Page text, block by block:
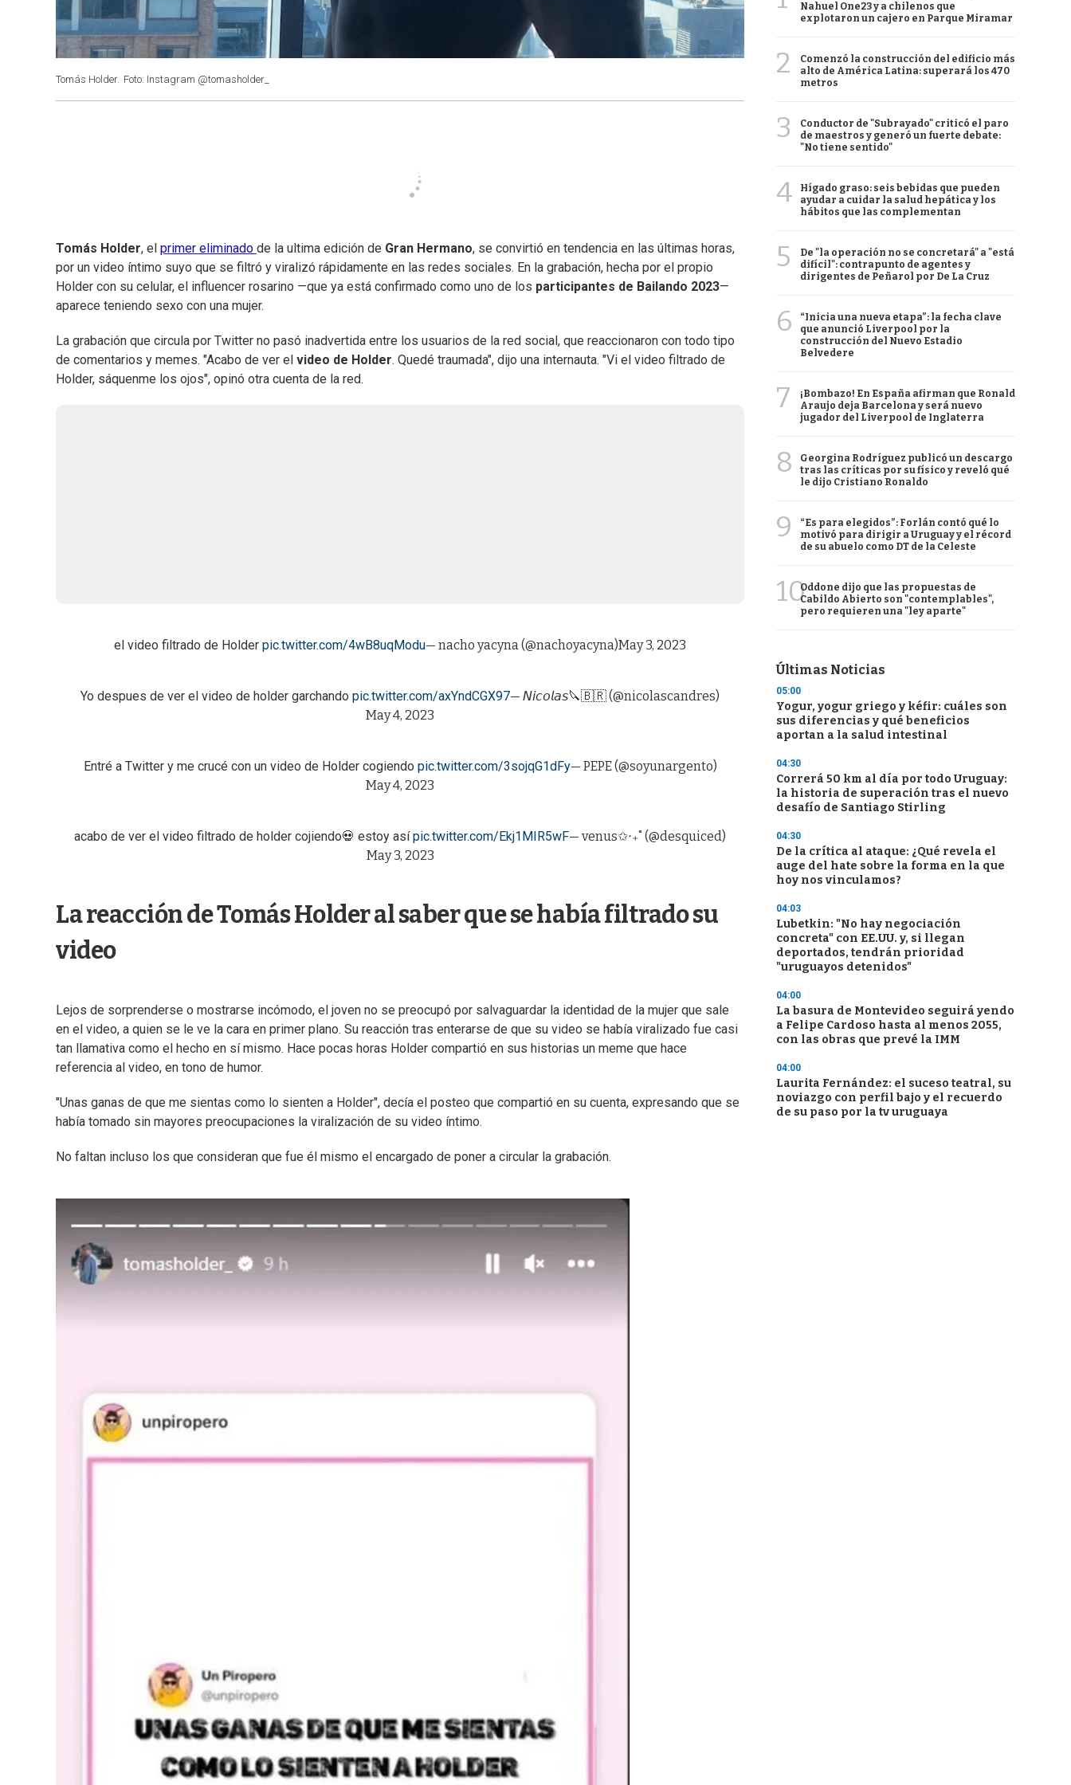
Tomás Holder. Foto: Instagram @tomasholder_
Tomás Holder, el primer eliminado de la ultima edición de Gran Hermano, se convirtió en tendencia en las últimas horas,
por un video íntimo suyo que se filtró y viralizó rápidamente en las redes sociales. En la grabación, hecha por el propio
Holder con su celular, el influencer rosarino —que ya está confirmado como uno de los participantes de Bailando 2023—
aparece teniendo sexo con una mujer.
La grabación que circula por Twitter no pasó inadvertida entre los usuarios de la red social, que reaccionaron con todo tipo
de comentarios y memes. "Acabo de ver el video de Holder. Quedé traumada", dijo una internauta. "Vi el video filtrado de
Holder, sáquenme los ojos", opinó otra cuenta de la red.
el video filtrado de Holder pic.twitter.com/4wB8uqModu— nacho yacyna (@nachoyacyna)May 3, 2023
Yo despues de ver el video de holder garchando pic.twitter.com/axYndCGX97— 𝘕𝘪𝘤𝘰𝘭𝘢𝘴🔪🇧🇷 (@nicolascandres)
May 4, 2023
Entré a Twitter y me crucé con un video de Holder cogiendo pic.twitter.com/3sojqG1dFy— PEPE (@soyunargento)
May 4, 2023
acabo de ver el video filtrado de holder cojiendo💀 estoy asípic.twitter.com/Ekj1MIR5wF— venus✩‧₊˚ (@desquiced)
May 3, 2023
La reacción de Tomás Holder al saber que se había filtrado su
video
Lejos de sorprenderse o mostrarse incómodo, el joven no se preocupó por salvaguardar la identidad de la mujer que sale
en el video, a quien se le ve la cara en primer plano. Su reacción tras enterarse de que su video se había viralizado fue casi
tan llamativa como el hecho en sí mismo. Hace pocas horas Holder compartió en sus historias un meme que hace
referencia al video, en tono de humor.
"Unas ganas de que me sientas como lo sienten a Holder", decía el posteo que compartió en su cuenta, expresando que se
había tomado sin mayores preocupaciones la viralización de su video íntimo.
No faltan incluso los que consideran que fue él mismo el encargado de poner a circular la grabación.
Nahuel One23 y a chilenos que
explotaron un cajero en Parque Miramar
2
Comenzó la construcción del edificio más
alto de América Latina: superará los 470
metros
3
Conductor de "Subrayado" criticó el paro
de maestros y generó un fuerte debate:
"No tiene sentido"
4
Hígado graso: seis bebidas que pueden
ayudar a cuidar la salud hepática y los
hábitos que las complementan
5
De "la operación no se concretará" a "está
difícil": contrapunto de agentes y
dirigentes de Peñarol por De La Cruz
6
“Inicia una nueva etapa”: la fecha clave
que anunció Liverpool por la
construcción del Nuevo Estadio
Belvedere
7
¡Bombazo! En España afirman que Ronald
Araujo deja Barcelona y será nuevo
jugador del Liverpool de Inglaterra
8
Georgina Rodríguez publicó un descargo
tras las críticas por su físico y reveló qué
le dijo Cristiano Ronaldo
9
“Es para elegidos”: Forlán contó qué lo
motivó para dirigir a Uruguay y el récord
de su abuelo como DT de la Celeste
10Oddone dijo que las propuestas de
Cabildo Abierto son "contemplables",
pero requieren una "ley aparte"
Últimas Noticias
05:00
Yogur, yogur griego y kéfir: cuáles son
sus diferencias y qué beneficios
aportan a la salud intestinal
04:30
Correrá 50 km al día por todo Uruguay:
la historia de superación tras el nuevo
desafío de Santiago Stirling
04:30
De la crítica al ataque: ¿Qué revela el
auge del hate sobre la forma en la que
hoy nos vinculamos?
04:03
Lubetkin: "No hay negociación
concreta" con EE.UU. y, si llegan
deportados, tendrán prioridad
"uruguayos detenidos"
04:00
La basura de Montevideo seguirá yendo
a Felipe Cardoso hasta al menos 2055,
con las obras que prevé la IMM
04:00
Laurita Fernández: el suceso teatral, su
noviazgo con perfil bajo y el recuerdo
de su paso por la tv uruguaya